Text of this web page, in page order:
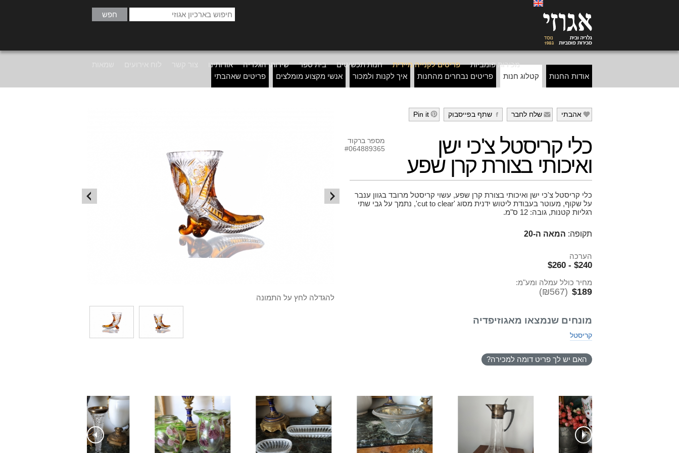
מכירות פומביות פריטים לקנייה מיידית חנות תכשיטים בית ספר שירותי הגלריה אודותינו
אודות החנות
קטלוג חנות פריטים נבחרים מהחנות איך לקנות ולמכור אנשי מקצוע מומלצים פריטים שאהבתי
e אהבתי f שלח לחבר g שתף בפייסבוק h
Pin it
כלי קריסטל צ'כי ישן
ואיכותי בצורת קרן שפע
מספר ברקוד
#064889365
כלי קריסטל צ'כי ישן ואיכותי בצורת קרן שפע, עשוי קריסטל מרובד בגוון ענבר
על שקוף, מעוטר בעבודת ליטוש ידנית מסוג 'cut to clear', נתמך על גבי שתי
רגליות קטנות, גובה: 12 ס"מ.
תקופה: המאה ה-20
הערכה
$240 - $260
מחיר כולל עמלה ומע"מ:
$189
(₪567)
מונחים שנמצאו מאגוזיפדיה
קריסטל
האם יש לך פריט דומה למכירה?
להגדלה לחץ על התמונה